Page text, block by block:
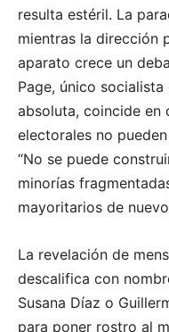
resulta estéril. La
mientras la dirección
aparato crece un
Page, único
absoluta, coincide en
electorales no
“No se puede
minorías
mayoritarios de
La revelación de
descalifica con
Susana Díaz o
para poner rostro al